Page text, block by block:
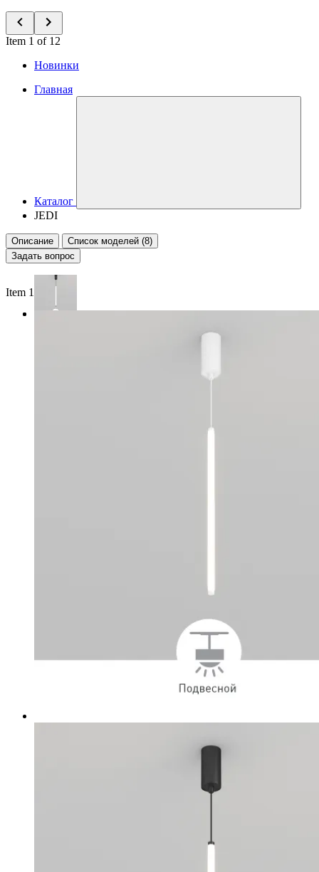
Item 1 of 12
Новинки
Главная
Каталог
JEDI
Описание
Список моделей (8)
Задать вопрос
Item 1 of 2